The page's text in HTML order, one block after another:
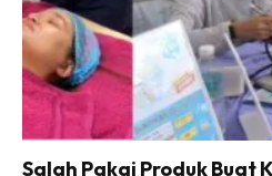
Salah Pakai Produk Buat